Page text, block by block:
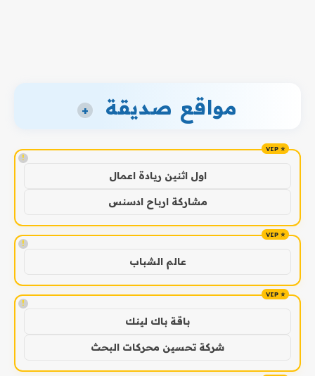
مواقع صديقة +
!
اول اثنين ريادة اعمال
مشاركة ارباح ادسنس
!
عالم الشباب
!
باقة باك لينك
شركة تحسين محركات البحث